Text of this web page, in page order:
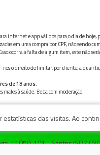
internet e app válidos para o dia de hoje,
em uma compra por CPF, não sendo
ocorra a falta de algum item, este não
o direito de limitar, por cliente, a
de 18 anos.
males à saúde. Beba com moderação
11050-101 - Santos/SP /
das visitas. Ao